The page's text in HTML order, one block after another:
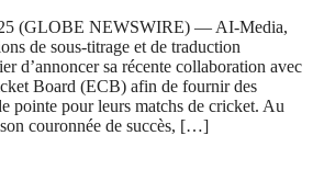
(GLOBE NEWSWIRE) — AI-Media,
de sous-titrage et de traduction
d’annoncer sa récente collaboration avec
Board (ECB) afin de fournir des
pointe pour leurs matchs de cricket. Au
couronnée de succès, […]